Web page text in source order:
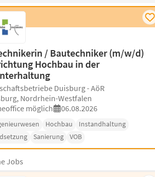
/ Bautechniker (m/w/d)
Hochbau in der
Duisburg - AöR
Nordrhein-Westfalen
möglich
06.08.2026
Hochbau
Instandhaltung
Sanierung VOB
Jobs